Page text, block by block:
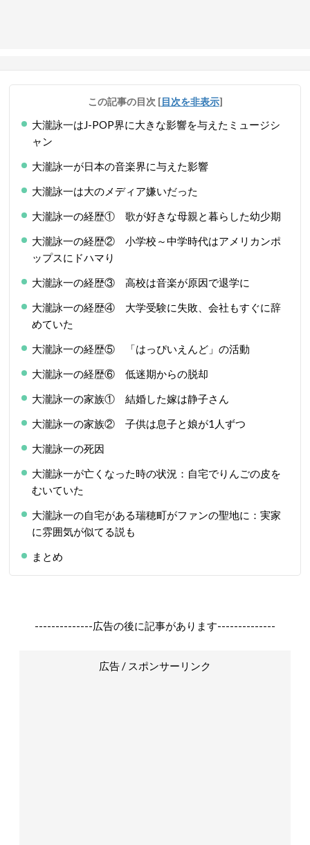
この記事の目次 [目次を非表示]
大瀧詠一はJ-POP界に大きな影響を与えたミュージシ
ャン
大瀧詠一が日本の音楽界に与えた影響
大瀧詠一は大のメディア嫌いだった
大瀧詠一の経歴① 歌が好きな母親と暮らした幼少期
大瀧詠一の経歴② 小学校～中学時代はアメリカンポ
ップスにドハマり
大瀧詠一の経歴③ 高校は音楽が原因で退学に
大瀧詠一の経歴④ 大学受験に失敗、会社もすぐに辞
めていた
大瀧詠一の経歴⑤ 「はっぴいえんど」の活動
大瀧詠一の経歴⑥ 低迷期からの脱却
大瀧詠一の家族① 結婚した嫁は静子さん
大瀧詠一の家族② 子供は息子と娘が1人ずつ
大瀧詠一の死因
大瀧詠一が亡くなった時の状況：自宅でりんごの皮を
むいていた
大瀧詠一の自宅がある瑞穂町がファンの聖地に：実家
に雰囲気が似てる説も
まとめ
--------------広告の後に記事があります--------------
広告 / スポンサーリンク